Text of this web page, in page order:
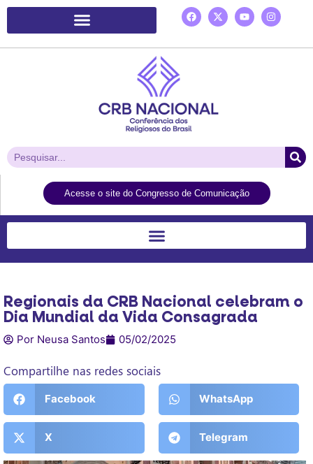
Acesse o site do Congresso de Comunicação
Regionais da CRB Nacional celebram o
Dia Mundial da Vida Consagrada
Por Neusa Santos 05/02/2025
Compartilhe nas redes sociais
Facebook WhatsApp
X Telegram